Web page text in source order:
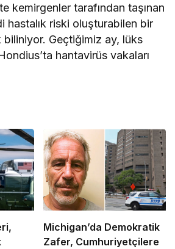
kemirgenler tarafından taşınan
hastalık riski oluşturabilen bir
Geçtiğimiz ay, lüks
hantavirüs vakaları
Michigan’da Demokratik
Zafer, Cumhuriyetçilere